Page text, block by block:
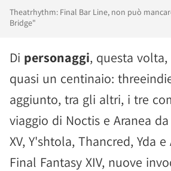
Theatrhythm: Final Bar Line, non può
Bridge"
Di personaggi, questa
quasi un centinaio:
aggiunto, tra gli altri, i tre
viaggio di Noctis e Aranea
XV, Y'shtola, Thancred, Yda
Final Fantasy XIV, nuove